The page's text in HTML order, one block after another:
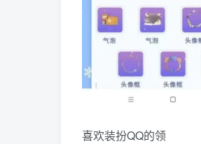
喜欢装扮QQ的领